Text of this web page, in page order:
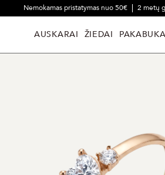
Nemokamas pristatymas nuo 50€ 2 metų
AUSKARAI ŽIEDAI